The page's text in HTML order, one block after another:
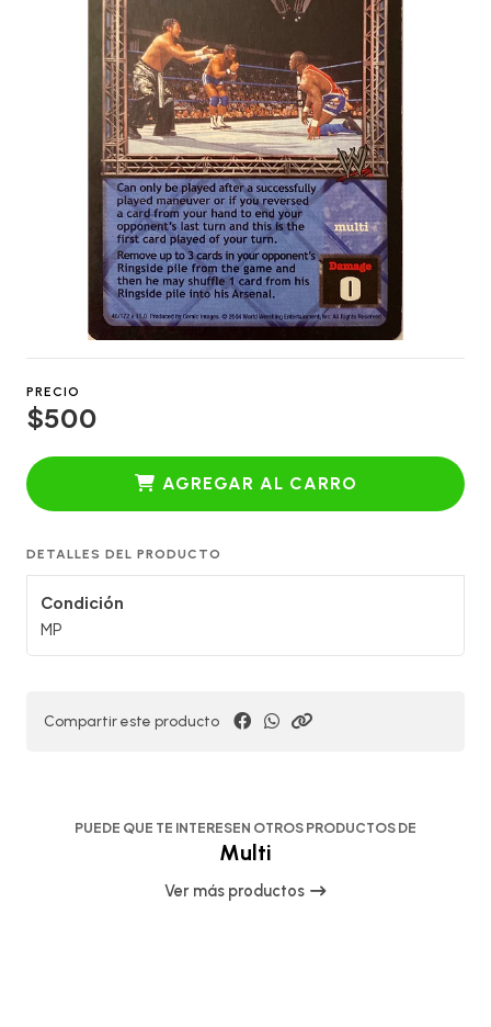
PRECIO
$500
AGREGAR AL CARRO
DETALLES DEL PRODUCTO
Condición
MP
Compartir este producto
PUEDE QUE TE INTERESEN OTROS PRODUCTOS DE
Multi
Ver más productos